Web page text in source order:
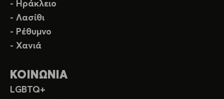
- Ηράκλειο
- Λασίθι
- Ρέθυμνο
- Χανιά
ΚΟΙΝΩΝΙΑ
LGBTQ+